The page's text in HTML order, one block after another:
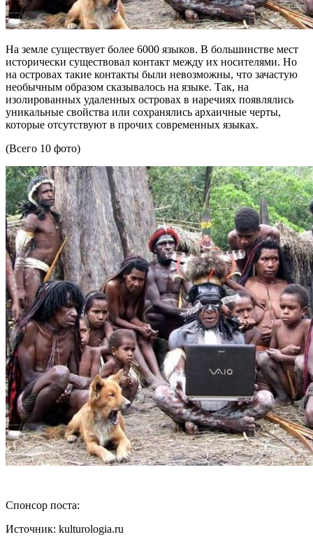
На земле существует более 6000 языков. В большинстве мест
исторически существовал контакт между их носителями. Но
на островах такие контакты были невозможны, что зачастую
необычным образом сказывалось на языке. Так, на
изолированных удаленных островах в наречиях появлялись
уникальные свойства или сохранялись архаичные черты,
которые отсутствуют в прочих современных языках.
(Всего 10 фото)
Спонсор поста:
Источник: kulturologia.ru